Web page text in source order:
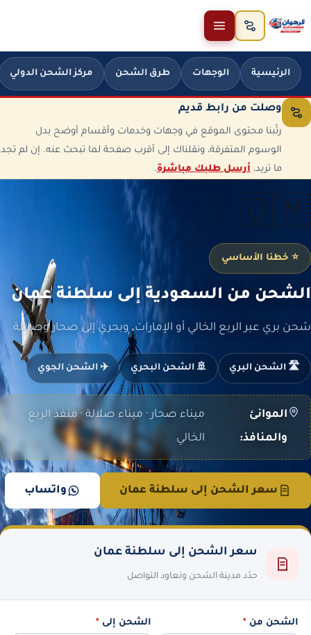
تخطَّ إلى المحتوى
الرئيسية الوجهات طرق الشحن مركز الشحن الدولي
وصلت من رابط قديم
رتّبنا محتوى الموقع في وجهات وخدمات وأقسام أوضح بدل
الوسوم المتفرقة، ونقلناك إلى أقرب صفحة لما تبحث عنه. إن لم تجد
ما تريد، أرسل طلبك مباشرة.
🇴🇲
⭐ خطنا الأساسي
الشحن من السعودية إلى سلطنة عمان
شحن بري عبر الربع الخالي أو الإمارات، وبحري إلى صحار وصلالة.
🛣️ الشحن البري 🚢 الشحن البحري ✈️ الشحن الجوي
الموانئ
والمنافذ:
ميناء صحار · ميناء صلالة · منفذ الربع
الخالي
سعر الشحن إلى سلطنة عمان واتساب
سعر الشحن إلى سلطنة عمان
حدّد مدينة الشحن ونعاود التواصل
الشحن من * الشحن إلى*